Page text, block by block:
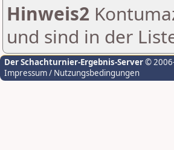
Hinweis2
und sind in der
Der Schachturnier-Ergebnis-Server©
Impressum / Nutzungsbedingungen